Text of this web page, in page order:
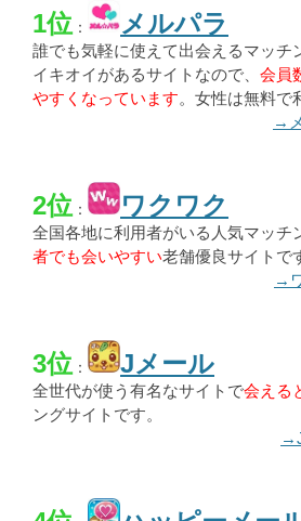
1位 ： メルパラ
誰でも気軽に使えて出会えるマッチ
イキオイがあるサイトなので、 会員
やすくなっています。女性は無料で
→
2位 ： ワクワク
全国各地に利用者がいる人気マッチ
者でも会いやすい老舗優良サイトで
→
3位 ： Jメール
全世代が使う有名なサイトで会える
ングサイトです。